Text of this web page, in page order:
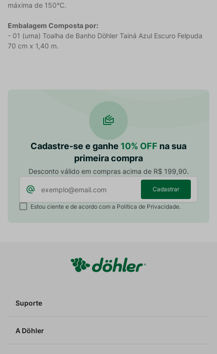
máxima de 150°C.
Embalagem Composta por:
- 01 (uma) Toalha de Banho Döhler Tainá Azul Escuro Felpuda
70 cm x 1,40 m.
Cadastre-se e ganhe 10% OFF na sua
primeira compra
Desconto válido em compras acima de R$ 199,90.
Cadastrar
Estou ciente e de acordo com a Política de Privacidade.
Suporte
A Döhler